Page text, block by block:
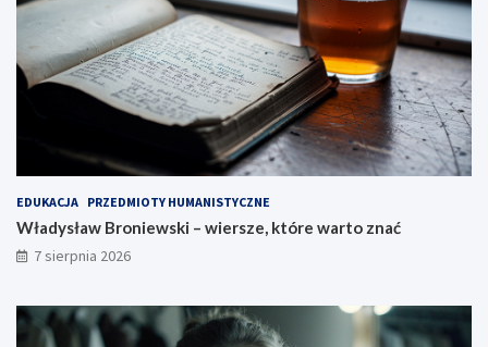
EDUKACJA PRZEDMIOTY HUMANISTYCZNE
Władysław Broniewski – wiersze, które warto znać
7 sierpnia 2026